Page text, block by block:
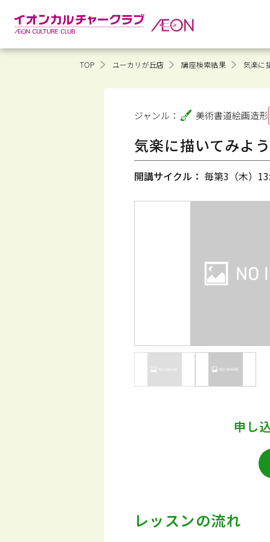
TOP ユーカリが丘店 講座検索結果 気楽に
ジャンル： 美術書道絵画造形
気楽に描いてみよう
開講サイクル： 毎第3（木）
申し
レッスンの流れ